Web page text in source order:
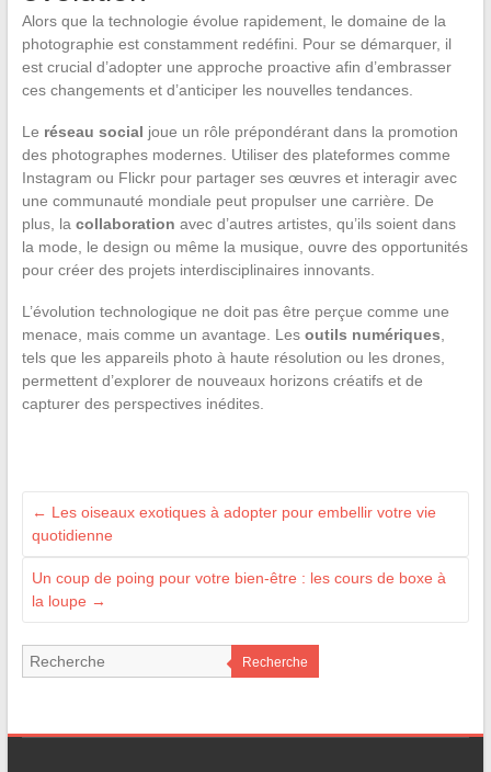
Alors que la technologie évolue rapidement, le domaine de la
photographie est constamment redéfini. Pour se démarquer, il
est crucial d’adopter une approche proactive afin d’embrasser
ces changements et d’anticiper les nouvelles tendances.
Le réseau social joue un rôle prépondérant dans la promotion
des photographes modernes. Utiliser des plateformes comme
Instagram ou Flickr pour partager ses œuvres et interagir avec
une communauté mondiale peut propulser une carrière. De
plus, la collaboration avec d’autres artistes, qu’ils soient dans
la mode, le design ou même la musique, ouvre des opportunités
pour créer des projets interdisciplinaires innovants.
L’évolution technologique ne doit pas être perçue comme une
menace, mais comme un avantage. Les outils numériques
tels que les appareils photo à haute résolution ou les drones,
permettent d’explorer de nouveaux horizons créatifs et de
capturer des perspectives inédites.
← Les oiseaux exotiques à adopter pour embellir votre vie
quotidienne
Un coup de poing pour votre bien-être : les cours de boxe à
la loupe →
Recherche